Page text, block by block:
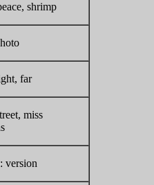
shrimp
far
miss
version